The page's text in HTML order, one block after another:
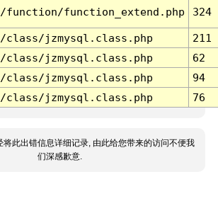
function/function_extend.php 324
class/jzmysql.class.php
211
class/jzmysql.class.php
62
class/jzmysql.class.php
94
class/jzmysql.class.php 76
将此出错信息详细记录, 由此给您带来的访问不便我
们深感歉意.